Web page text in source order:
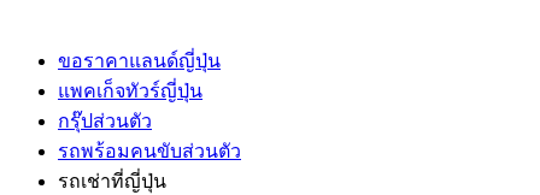
ขอราคาแลนด์ญี่ปุ่น
แพคเก็จทัวร์ญี่ปุ่น
กรุ๊ปส่วนตัว
รถพร้อมคนขับส่วนตัว
รถเช่าที่ญี่ปุ่น